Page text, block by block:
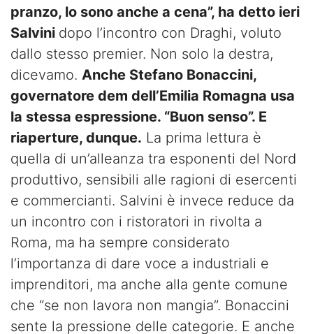
pranzo, lo sono anche a cena”, ha detto ieri
Salvini dopo l’incontro con Draghi, voluto
dallo stesso premier. Non solo la destra,
dicevamo. Anche Stefano Bonaccini,
governatore dem dell’Emilia Romagna usa
la stessa espressione. “Buon senso”. E
riaperture, dunque. La prima lettura è
quella di un’alleanza tra esponenti del Nord
produttivo, sensibili alle ragioni di esercenti
e commercianti. Salvini è invece reduce da
un incontro con i ristoratori in rivolta a
Roma, ma ha sempre considerato
l’importanza di dare voce a industriali e
imprenditori, ma anche alla gente comune
che “se non lavora non mangia”. Bonaccini
sente la pressione delle categorie. E anche